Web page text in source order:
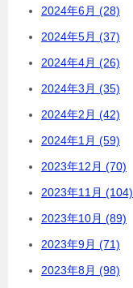
2024年6月 (28)
2024年5月 (37)
2024年4月 (26)
2024年3月 (35)
2024年2月 (42)
2024年1月 (59)
2023年12月 (70)
2023年11月 (104)
2023年10月 (89)
2023年9月 (71)
2023年8月 (98)